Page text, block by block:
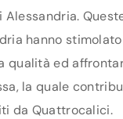
hanno
ed
la quale
da Quattrocalici.